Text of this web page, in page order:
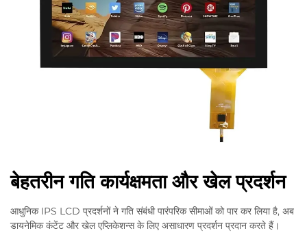
बेहतरीन गति कार्यक्षमता और खेल प्रदर्शन
आधुनिक IPS LCD प्रदर्शनों ने गति संबंधी पारंपरिक सीमाओं को पार कर लिया है, अब
डायनेमिक कंटेंट और खेल एप्लिकेशन्स के लिए असाधारण प्रदर्शन प्रदान करते हैं।